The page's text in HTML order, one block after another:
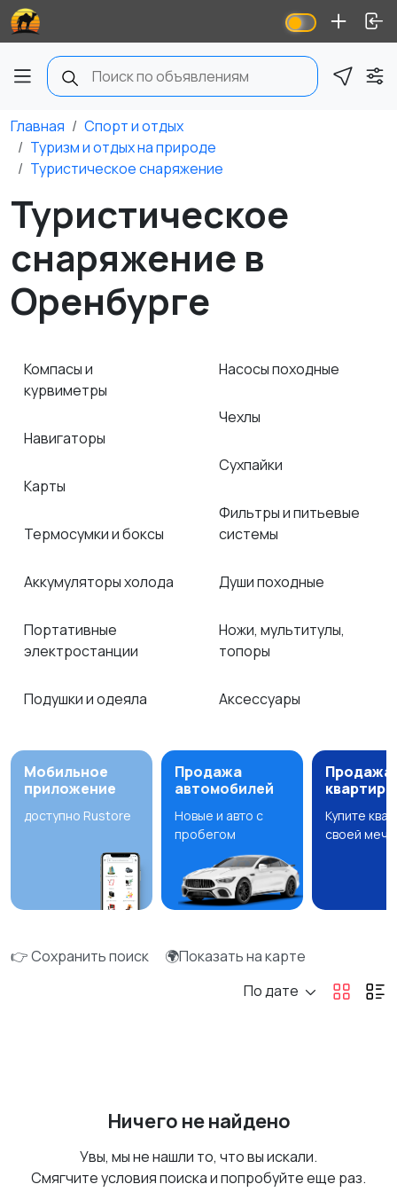
Главная
Спорт и отдых
Туризм и отдых на природе
Туристическое снаряжение
Туристическое
снаряжение в
Оренбурге
Компасы и
курвиметры
Навигаторы
Карты
Термосумки и боксы
Аккумуляторы холода
Портативные
электростанции
Подушки и одеяла
Насосы походные
Чехлы
Сухпайки
Фильтры и питьевые
системы
Души походные
Ножи, мультитулы,
топоры
Аксессуары
Мобильное
приложение
доступно Rustore
Продажа
автомобилей
Новые и авто с
пробегом
Продажа
квартир
Купите
своей
👉 Сохранить поиск
🌍Показать на карте
По дате
Ничего не найдено
Увы, мы не нашли то, что вы искали.
Смягчите условия поиска и попробуйте еще раз.